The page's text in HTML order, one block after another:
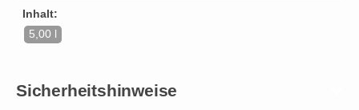
Inhalt:
5,00 l
Sicherheitshinweise